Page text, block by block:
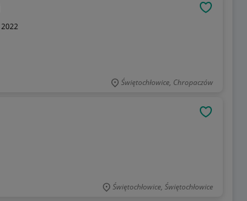
2022
Świętochłowice, Chropaczów
Świętochłowice, Świętochłowice